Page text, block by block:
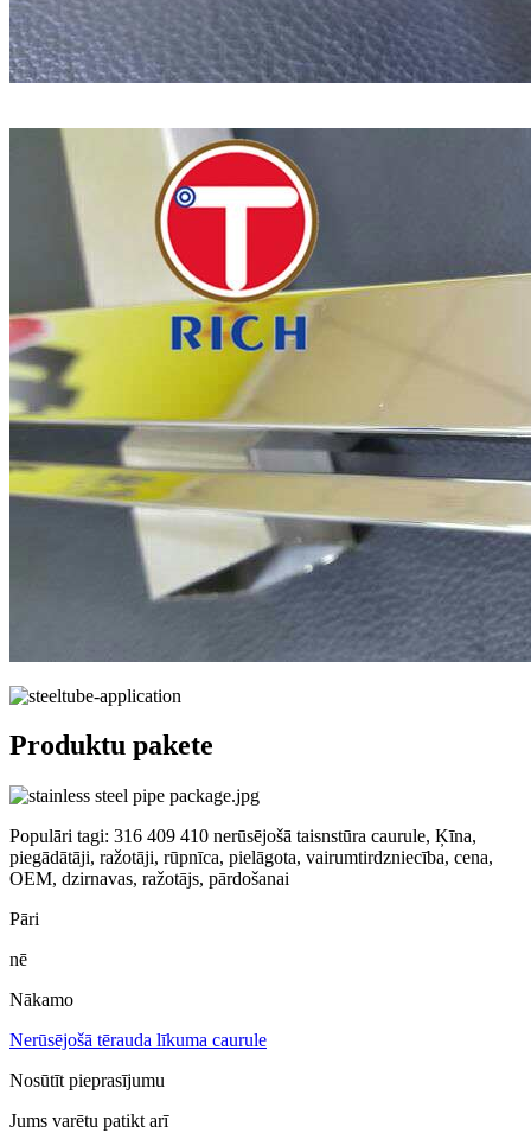
Produktu pakete
Populāri tagi: 316 409 410 nerūsējošā taisnstūra caurule, Ķīna,
piegādātāji, ražotāji, rūpnīca, pielāgota, vairumtirdzniecība, cena,
OEM, dzirnavas, ražotājs, pārdošanai
Pāri
nē
Nākamo
Nerūsējošā tērauda līkuma caurule
Nosūtīt pieprasījumu
Jums varētu patikt arī